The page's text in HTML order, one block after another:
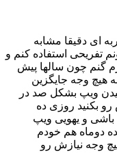
ای دقیقا مشابه
تفریحی استفاده کنم و
گنم چون سالها پیش
هیچ وجه جایگزین
ویپ بشکل صد در
بکنید روزی ده
سال سیگاری باشی و یهویی ویپ
دوماه هم خودم
وجه نیازش رو